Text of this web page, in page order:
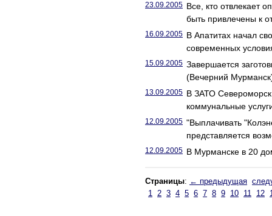
23.09.2005 Все, кто отвлекает
быть привлечены к
16.09.2005 В Апатитах начал
современных
15.09.2005 Завершается
(Вечерний
13.09.2005 В ЗАТО
коммунальные
12.09.2005 "Выплачивать
представляется
12.09.2005 В Мурманске в 20
Страницы: ← предыдущая
1 2 3 4 5 6 7 8 9 10 11 12